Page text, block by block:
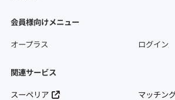
会員様向けメニュー
オープラス
ログイン
関連サービス
スーペリア
マッチン